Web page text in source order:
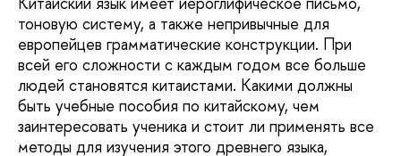
тоновую систему, а также непривычные для
европейцев грамматические конструкции. При
всей его сложности с каждым годом все больше
людей становятся китаистами. Какими должны
быть учебные пособия по китайскому, чем
заинтересовать ученика и стоит ли применять все
методы для изучения этого древнего языка,